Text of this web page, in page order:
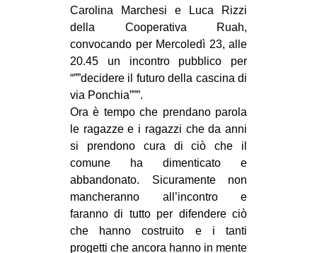
REPRESSIONE
STUDENTI
CULTURE
CINEMA
MANIFESTI
MUSICA
RECENSIONI
INTERNAZIONALE
Carolina Marchesi e Luca Rizzi
della Cooperativa Ruah,
convocando per Mercoledì 23, alle
20.45 un incontro pubblico per
“””decidere il futuro della cascina di
via Ponchia”””.
Ora è tempo che prendano parola
le ragazze e i ragazzi che da anni
si prendono cura di ciò che il
comune ha dimenticato e
abbandonato. Sicuramente non
mancheranno all’incontro e
faranno di tutto per difendere ciò
che hanno costruito e i tanti
progetti che ancora hanno in mente